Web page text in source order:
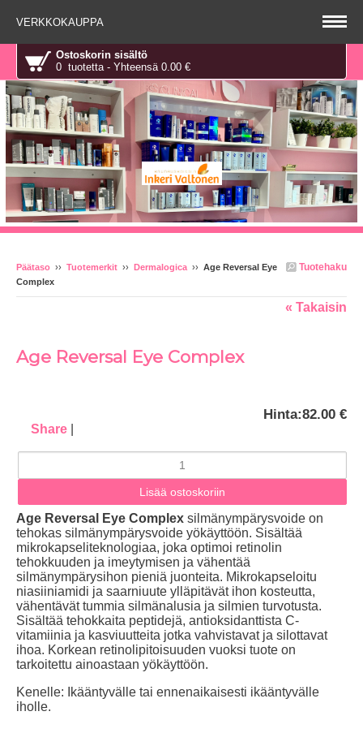
VERKKOKAUPPA
Ostoskorin sisältö
0 tuotetta - Yhteensä 0.00 €
Tuotehaku
Päätaso ›› Tuotemerkit ›› Dermalogica›› Age Reversal Eye
Complex
« Takaisin
Age Reversal Eye Complex
Share
Hinta:82.00 €
Age Reversal Eye Complex silmänympärysvoide on
tehokas silmänympärysvoide yökäyttöön. Sisältää
mikrokapseliteknologiaa, joka optimoi retinolin
tehokkuuden ja imeytymisen ja vähentää
silmänympärysihon pieniä juonteita. Mikrokapseloitu
niasiiniamidi ja saarniuute ylläpitävät ihon kosteutta,
vähentävät tummia silmänalusia ja silmien turvotusta.
Sisältää tehokkaita peptidejä, antioksidanttista C-
vitamiinia ja kasviuutteita jotka vahvistavat ja silottavat
ihoa. Korkean retinolipitoisuuden vuoksi tuote on
tarkoitettu ainoastaan yökäyttöön.
Kenelle: Ikääntyvälle tai ennenaikaisesti ikääntyvälle
iholle.